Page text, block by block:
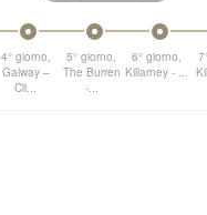
4° giorno,
Galway –
Cli...
5° giorno,
The Burren
-...
6° giorno,
Killarney - ...